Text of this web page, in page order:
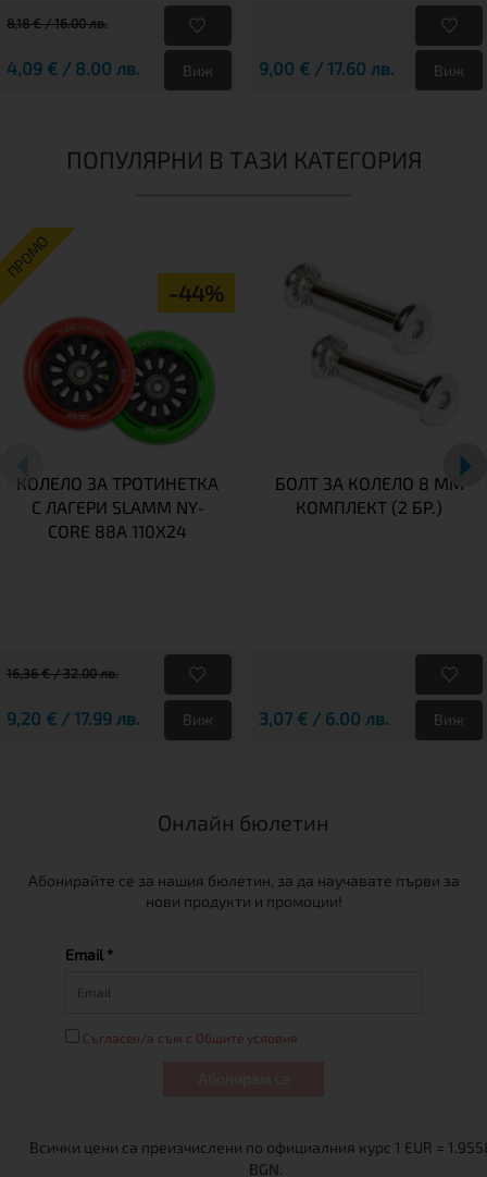
8,18 € / 16.00 лв.
4,09 € / 8.00 лв. Виж 9,00 € / 17.60 лв. Виж
ПОПУЛЯРНИ В ТАЗИ КАТЕГОРИЯ
ПРОМО
-44%
КОЛЕЛО ЗА ТРОТИНЕТКА
С ЛАГЕРИ SLAMM NY-
CORE 88A 110X24
16,36 € / 32.00 лв.
9,20 € / 17.99 лв. Виж
БОЛТ ЗА КОЛЕЛО 8 ММ
КОМПЛЕКТ (2 БР.)
3,07 € / 6.00 лв. Виж
Онлайн бюлетин
Абонирайте се за нашия бюлетин, за да научавате първи за
нови продукти и промоции!
Email *
Съгласен/а съм с Общите условия